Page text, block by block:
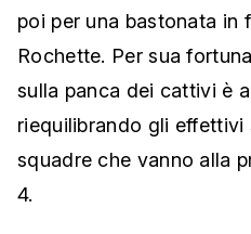
poi per una bastonata in
Rochette. Per sua
sulla panca dei cattivi è
riequilibrando gli
squadre che vanno alla
4.